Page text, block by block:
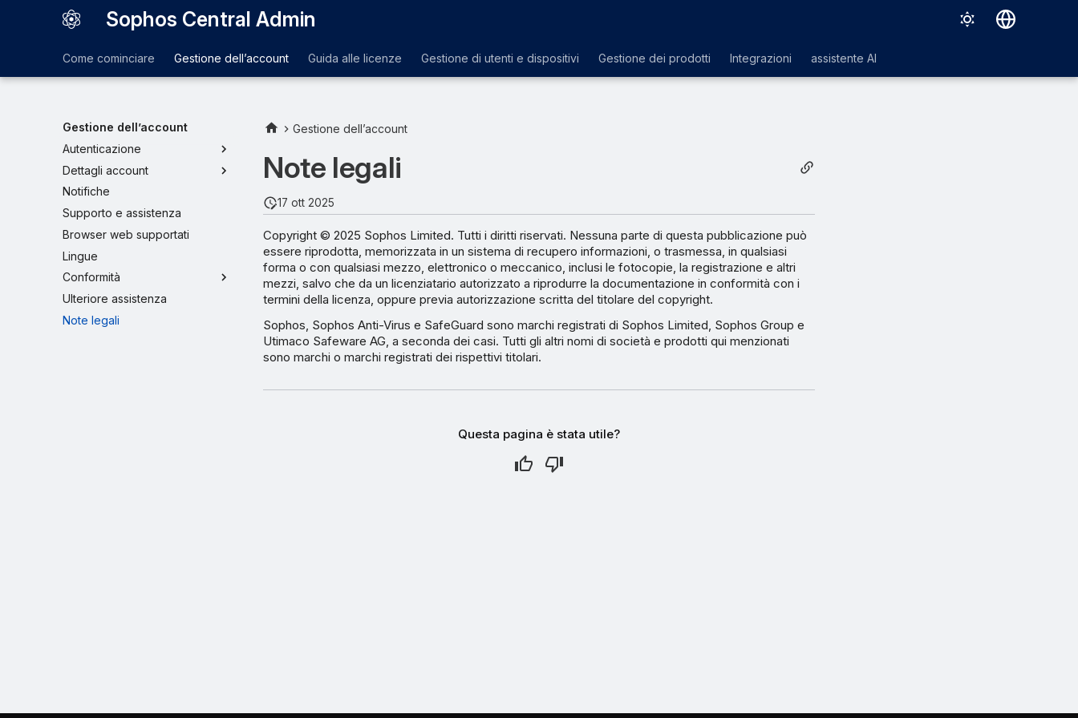
Sophos Central Admin
Come cominciare Gestione dell’account Guida alle licenze Gestione di utenti e dispositivi Gestione dei prodotti Integrazioni assistente AI
Gestione dell’account
Autenticazione
Dettagli account
Notifiche
Supporto e assistenza
Browser web supportati
Lingue
Conformità
Ulteriore assistenza
Note legali
Gestione dell’account
Note legali
17 ott 2025
Copyright © 2025 Sophos Limited. Tutti i diritti riservati. Nessuna parte di questa pubblicazione può
essere riprodotta, memorizzata in un sistema di recupero informazioni, o trasmessa, in qualsiasi
forma o con qualsiasi mezzo, elettronico o meccanico, inclusi le fotocopie, la registrazione e altri
mezzi, salvo che da un licenziatario autorizzato a riprodurre la documentazione in conformità con i
termini della licenza, oppure previa autorizzazione scritta del titolare del copyright.
Sophos, Sophos Anti-Virus e SafeGuard sono marchi registrati di Sophos Limited, Sophos Group e
Utimaco Safeware AG, a seconda dei casi. Tutti gli altri nomi di società e prodotti qui menzionati
sono marchi o marchi registrati dei rispettivi titolari.
Questa pagina è stata utile?